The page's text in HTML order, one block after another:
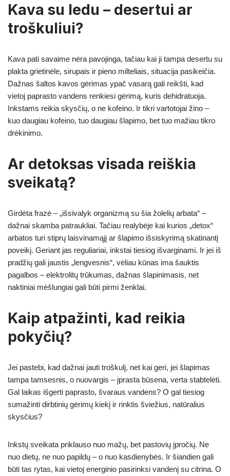
Kava su ledu – desertui ar
troškuliui?
Kava pati savaime nėra pavojinga, tačiau kai ji tampa desertu su
plakta grietinėle, sirupais ir pieno milteliais, situacija pasikeičia.
Dažnas šaltos kavos gėrimas ypač vasarą gali reikšti, kad
vietoj paprasto vandens renkiesi gėrimą, kuris dehidratuoja.
Inkstams reikia skysčių, o ne kofeino. Ir tikri vartotojai žino –
kuo daugiau kofeino, tuo daugiau šlapimo, bet tuo mažiau tikro
drėkinimo.
Ar detoksas visada reiškia
sveikatą?
Girdėta frazė – „išsivalyk organizmą su šia žolelių arbata“ –
dažnai skamba patraukliai. Tačiau realybėje kai kurios „detox“
arbatos turi stiprų laisvinamąjį ar šlapimo išsiskyrimą skatinantį
poveikį. Geriant jas reguliariai, inkstai tiesiog išvarginami. Ir jei iš
pradžių gali jaustis „lengvesnis“, vėliau kūnas ima šauktis
pagalbos – elektrolitų trūkumas, dažnas šlapinimasis, net
naktiniai mėšlungiai gali būti pirmi ženklai.
Kaip atpažinti, kad reikia
pokyčių?
Jei pastebi, kad dažnai jauti troškulį, net kai geri, jei šlapimas
tampa tamsesnis, o nuovargis – įprasta būsena, verta stabtelėti.
Gal laikas išgerti paprasto, švaraus vandens? O gal tiesiog
sumažinti dirbtinių gėrimų kiekį ir rinktis šviežius, natūralius
skysčius?
Inkstų sveikata priklauso nuo mažų, bet pastovių įpročių. Ne
nuo dietų, ne nuo papildų – o nuo kasdienybės. Ir šiandien gali
būti tas rytas, kai vietoj energinio pasirinksi vandenį su citrina. O